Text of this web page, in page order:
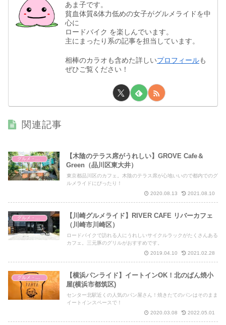
あま子です。
貧血体質&体力低めの女子がグルメライドを中
心に
ロードバイク を楽しんでいます。
主にまったり系の記事を担当しています。
相棒のカラオも含めた詳しいプロフィールも
ぜひご覧ください！
関連記事
【木陰のテラス席がうれしい】GROVE Cafe＆
Green（品川区東大井）
東京都品川区のカフェ。木陰のテラス席が心地いいので都内でのグ
ルメライドにぴったり！
2020.08.13
2021.08.10
グルメ・補給ポイント
【川崎グルメライド】RIVER CAFE リバーカフェ
（川崎市川崎区）
ロードバイクで訪れる人にうれしいサイクルラックがたくさんある
カフェ。三元豚のグリルがおすすめです。
2019.04.10
2021.02.28
グルメ・補給ポイント
【横浜パンライド】イートインOK！北のぱん焼小
屋(横浜市都筑区)
センター北駅近くの人気のパン屋さん！焼きたてのパンはそのまま
イートインスペースで！
2020.03.08
2022.05.01